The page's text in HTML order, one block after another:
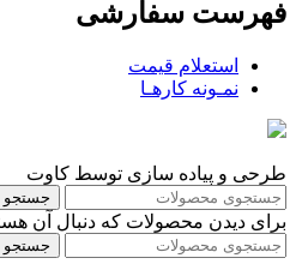
فهرست سفارشی
استعلام قیمت
نمـونه کارهـا
طرحی و پیاده سازی توسط کاوت
جستجو
برای دیدن محصولات که دنبال آن
جستجو